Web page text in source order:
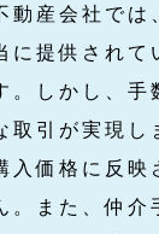
動産会社では
に提供されて
。しかし、手
取引が実現し
入価格に反映
。また、仲介